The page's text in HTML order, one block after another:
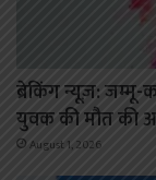
ब्रेकिंग न्यूज़:
युवक की मौत की
August 1, 2026